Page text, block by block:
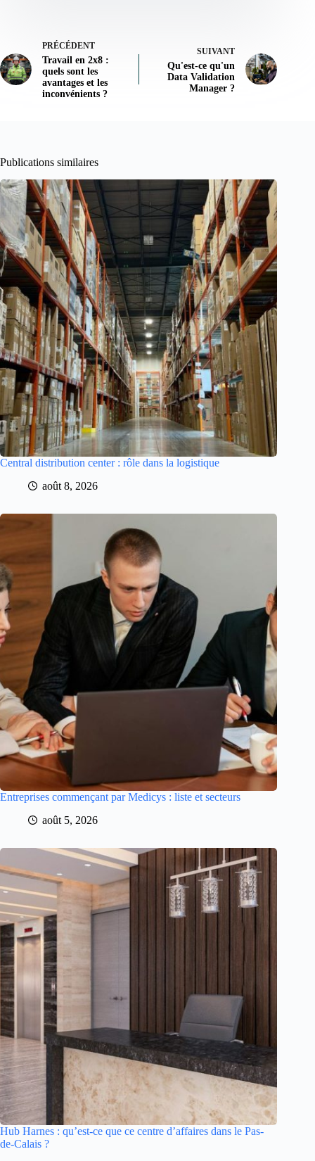
PRÉCÉDENT
Travail en 2x8 :
quels sont les
avantages et les
inconvénients ?
SUIVANT
Qu'est-ce qu'un
Data Validation
Manager ?
Publications similaires
Central distribution center : rôle dans la logistique
août 8, 2026
Entreprises commençant par Medicys : liste et secteurs
août 5, 2026
Hub Harnes : qu’est-ce que ce centre d’affaires dans le Pas-
de-Calais ?